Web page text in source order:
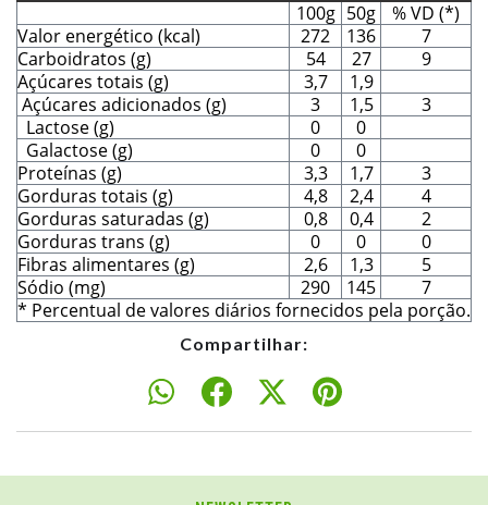
100g 50g
% VD (*)
Valor energético (kcal)
272 136
7
Carboidratos (g)
54 27
9
Açúcares totais (g)
3,7
1,9
Açúcares adicionados (g)
3 1,5
3
Lactose (g)
0
0
Galactose (g)
0
0
Proteínas (g)
3,3 1,7
3
Gorduras totais (g)
4,8 2,4
4
Gorduras saturadas (g)
0,8 0,4
2
Gorduras trans (g)
0 0
0
Fibras alimentares (g)
2,6 1,3
5
Sódio (mg)
290 145
7
* Percentual de valores diários fornecidos pela porção.
Compartilhar: